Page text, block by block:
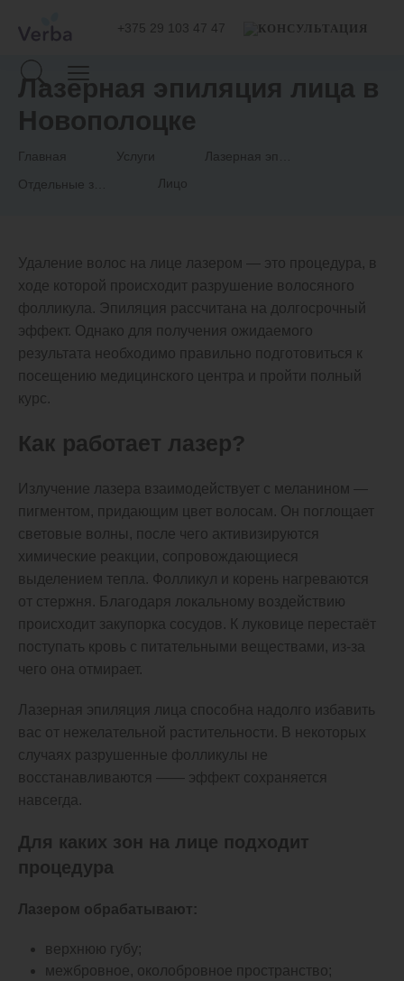
+375 29 103 47 47
Лазерная эпиляция лица в
Новополоцке
Главная Услуги
Лицо
Удаление волос на лице лазером — это процедура, в
ходе которой происходит разрушение волосяного
фолликула. Эпиляция рассчитана на долгосрочный
эффект. Однако для получения ожидаемого
результата необходимо правильно подготовиться к
посещению медицинского центра и пройти полный
курс.
Как работает лазер?
Излучение лазера взаимодействует с меланином —
пигментом, придающим цвет волосам. Он поглощает
световые волны, после чего активизируются
химические реакции, сопровождающиеся
выделением тепла. Фолликул и корень нагреваются
от стержня. Благодаря локальному воздействию
происходит закупорка сосудов. К луковице перестаёт
поступать кровь с питательными веществами, из-за
чего она отмирает.
Лазерная эпиляция лица способна надолго избавить
вас от нежелательной растительности. В некоторых
случаях разрушенные фолликулы не
восстанавливаются —— эффект сохраняется
навсегда.
Для каких зон на лице подходит
процедура
Лазером обрабатывают:
верхнюю губу;
межбровное, околобровное пространство;